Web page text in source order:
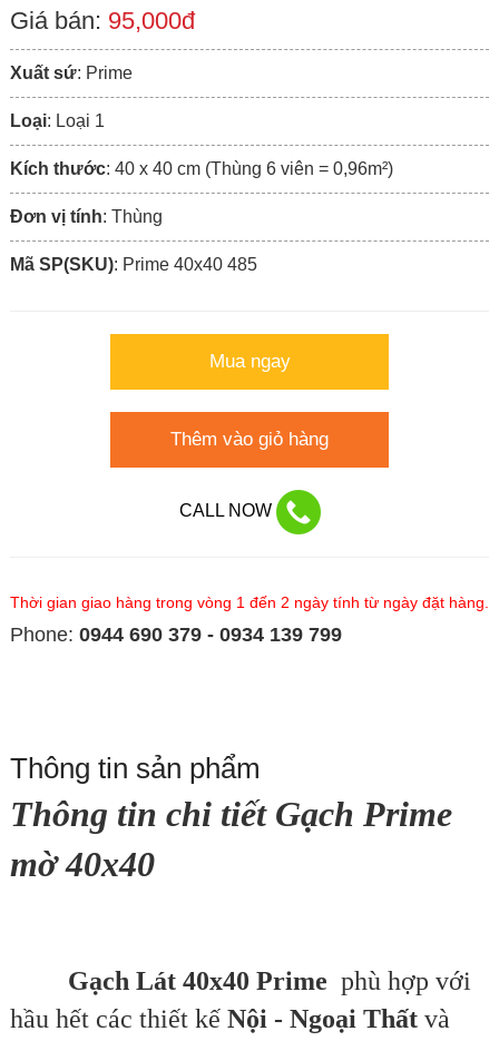
Giá bán: 95,000đ
Xuất sứ: Prime
Loại: Loại 1
Kích thước: 40 x 40 cm (Thùng 6 viên = 0,96m²)
Đơn vị tính: Thùng
Mã SP(SKU): Prime 40x40 485
Mua ngay
Thêm vào giỏ hàng
CALL NOW
Thời gian giao hàng trong vòng 1 đến 2 ngày tính từ ngày đặt hàng.
Phone: 0944 690 379 - 0934 139 799
Thông tin sản phẩm
Thông tin chi tiết Gạch Prime
mờ 40x40
Gạch Lát 40x40 Prime phù hợp với
hầu hết các thiết kếNội - Ngoại Thấtvà